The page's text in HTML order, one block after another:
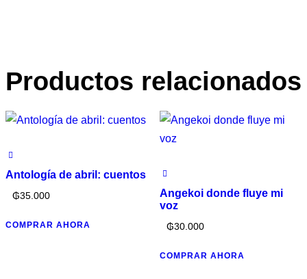
Productos relacionados
Antología de abril: cuentos
₲35.000
COMPRAR AHORA
Angekoi donde fluye mi
voz
₲30.000
COMPRAR AHORA